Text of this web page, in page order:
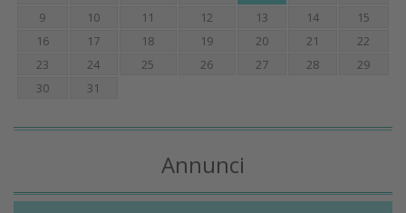
9
10 11 12 13 14
15
16
17 18 19 20 21
22
23
24 25 26 27 28
29
30
31
Annunci